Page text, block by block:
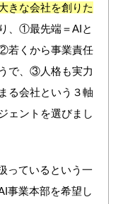
きな会社を創りた
、①最先端＝AIと
若くから事業責任
で、③人格も実力
る会社という３軸
ェントを選びまし
っているという一
事業本部を希望し